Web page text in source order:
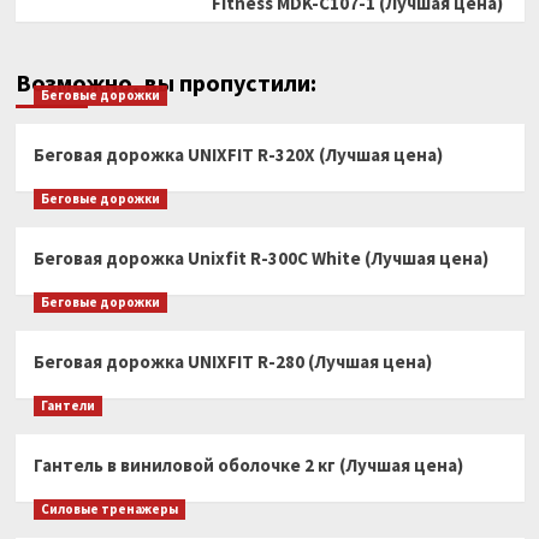
Возможно, вы пропустили:
Беговые дорожки
Беговая дорожка UNIXFIT R-320X (Лучшая цена)
Беговые дорожки
Беговая дорожка Unixfit R-300C White (Лучшая цена)
Беговые дорожки
Беговая дорожка UNIXFIT R-280 (Лучшая цена)
Гантели
Гантель в виниловой оболочке 2 кг (Лучшая цена)
Силовые тренажеры